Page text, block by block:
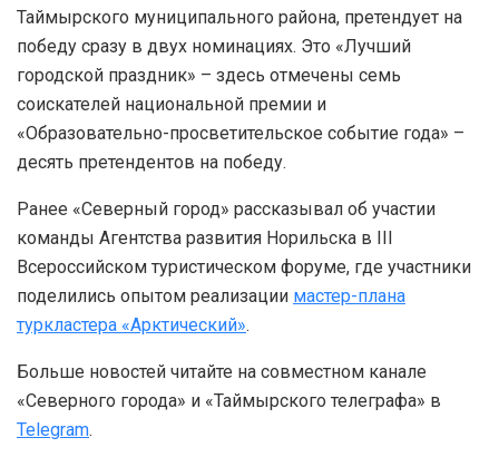
Таймырского муниципального района, претендует на
победу сразу в двух номинациях. Это «Лучший
городской праздник» – здесь отмечены семь
соискателей национальной премии и
«Образовательно-просветительское событие года» –
десять претендентов на победу.
Ранее «Северный город» рассказывал об участии
команды Агентства развития Норильска в III
Всероссийском туристическом форуме, где участники
поделились опытом реализации мастер-плана
туркластера «Арктический».
Больше новостей читайте на совместном канале
«Северного города» и «Таймырского телеграфа» в
Telegram.